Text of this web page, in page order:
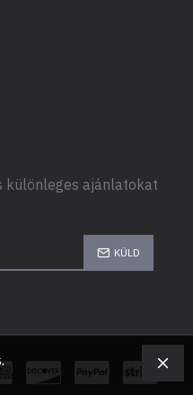
különleges ajánlatokat
KÜLD